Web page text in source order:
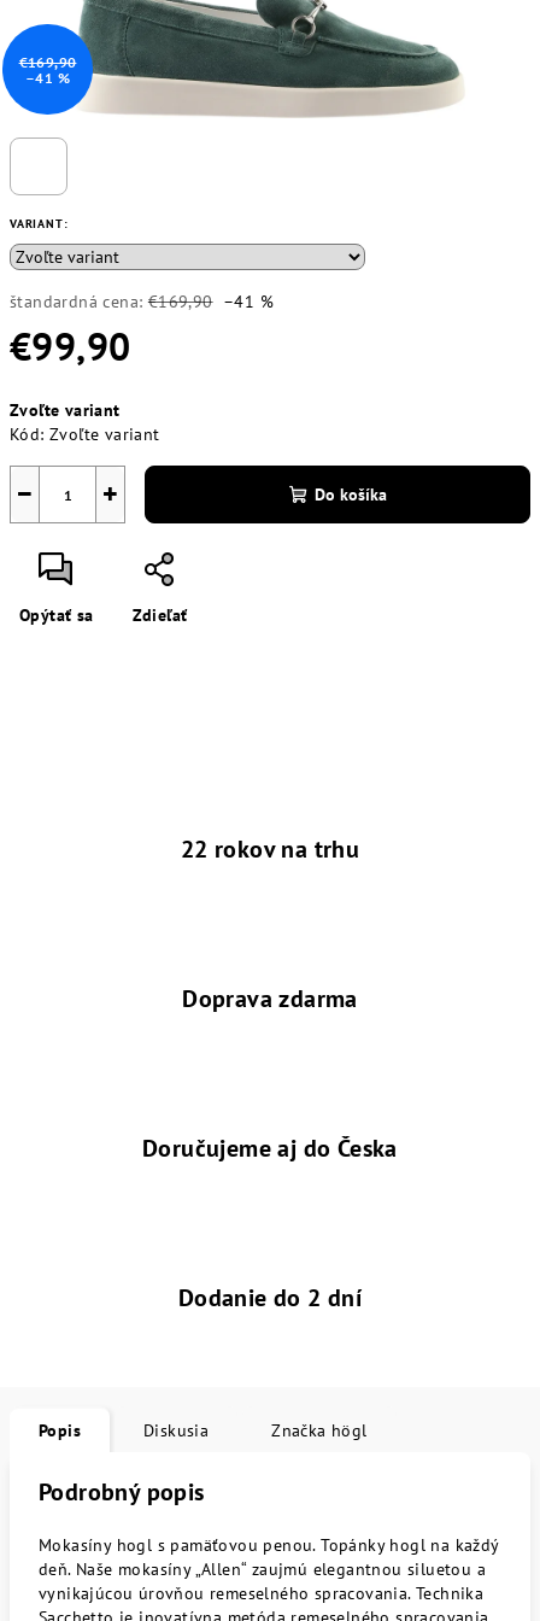
VARIANT:
štandardná cena: €169,90 –41 %
€99,90
cena:
Zvoľte variant
Kód: Zvoľte variant
+
− Do košíka
Opýtať sa Zdieľať
€169,90
–41 %
22 rokov na trhu
Doprava zdarma
Doručujeme aj do Česka
Dodanie do 2 dní
Popis Diskusia Značka högl
Podrobný popis
Mokasíny hogl s pamäťovou penou. Topánky hogl na každý
deň. Naše mokasíny „Allen“ zaujmú elegantnou siluetou a
vynikajúcou úrovňou remeselného spracovania. Technika